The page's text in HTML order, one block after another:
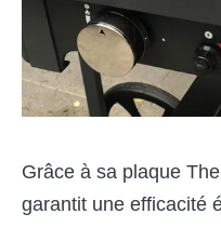
Grâce à sa plaque
garantit une efficacité